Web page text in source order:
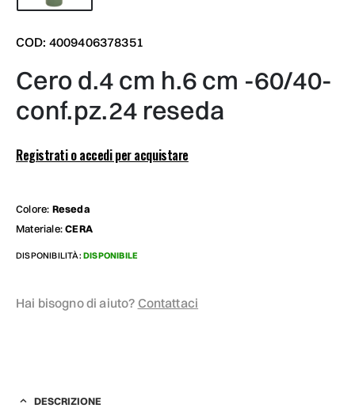
COD: 4009406378351
cero d.4 cm h.6 cm -60/40-
conf.pz.24 reseda
Registrati o accedi per acquistare
Colore: Reseda
Materiale:CERA
DISPONIBILITÀ: DISPONIBILE
Hai bisogno di aiuto? Contattaci
DESCRIZIONE